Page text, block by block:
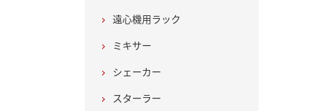
遠心機用ラック
ミキサー
シェーカー
スターラー